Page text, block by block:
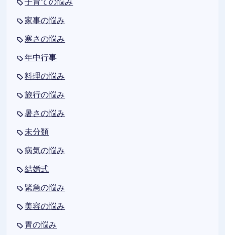
子育ての悩み
家事の悩み
寒さの悩み
年中行事
料理の悩み
旅行の悩み
暑さの悩み
未分類
病気の悩み
結婚式
緊急の悩み
美容の悩み
胃の悩み